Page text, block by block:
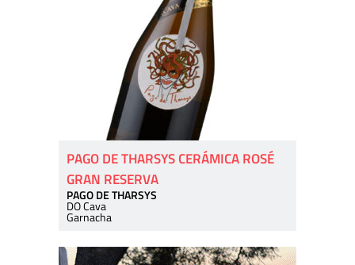
PAGO DE THARSYS CERÁMICA ROSÉ
GRAN RESERVA
PAGO DE THARSYS
DO Cava
Garnacha